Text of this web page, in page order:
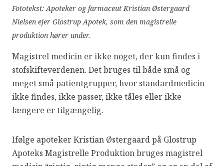
Fototekst: Apoteker og farmaceut Kristian Østergaard
Nielsen ejer Glostrup Apotek, som den magistrelle
produktion hører under.
Magistrel medicin er ikke noget, der kun findes i
stofskifteverdenen. Det bruges til både små og
meget små patientgrupper, hvor standardmedicin
ikke findes, ikke passer, ikke tåles eller ikke
længere er tilgængelig.
Ifølge apoteker Kristian Østergaard på Glostrup
Apoteks Magistrelle Produktion bruges magistrel